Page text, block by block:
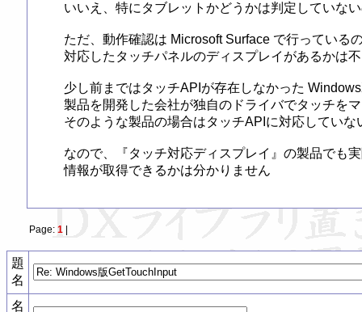
いいえ、特にタブレットかどうかは判定していな
ただ、動作確認は Microsoft Surface で行っている
対応したタッチパネルのディスプレイがあるかは
少し前まではタッチAPIが存在しなかった
製品を開発した会社が独自のドライバでタッチを
そのような製品の場合はタッチAPIに対応してい
なので、『タッチ対応ディスプレイ』の製品でも
情報が取得できるかは分かりません
Page: 1|
題
名
名